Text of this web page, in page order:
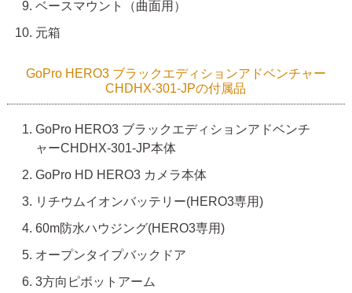
ベースマウント（曲面用）
元箱
GoPro HERO3 ブラックエディションアドベンチャー
CHDHX-301-JPの付属品
GoPro HERO3 ブラックエディションアドベンチ
ャーCHDHX-301-JP本体
GoPro HD HERO3 カメラ本体
リチウムイオンバッテリー(HERO3専用)
60m防水ハウジング(HERO3専用)
オープンタイプバックドア
3方向ピボットアーム